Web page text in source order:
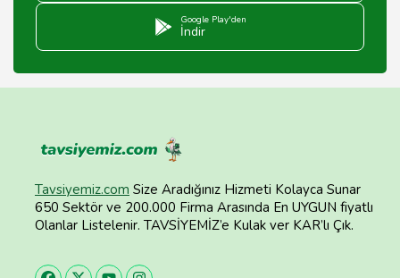
Google Play'den
İndir
Tavsiyemiz.com Size Aradığınız Hizmeti Kolayca Sunar
650 Sektör ve 200.000 Firma Arasında En UYGUN fiyatlı
Olanlar Listelenir. TAVSİYEMİZ’e Kulak ver KAR’lı Çık.